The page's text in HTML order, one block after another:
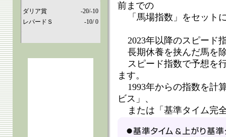
ダリア賞
-20/-10
レパードＳ
-10/ 0
前までの
「馬場指数」をセット
2023年以降のスピード
長期休養を挟んだ馬を
スピード指数で予想を
ます。
1993年からの指数を計
ビス」、
または「基準タイム完